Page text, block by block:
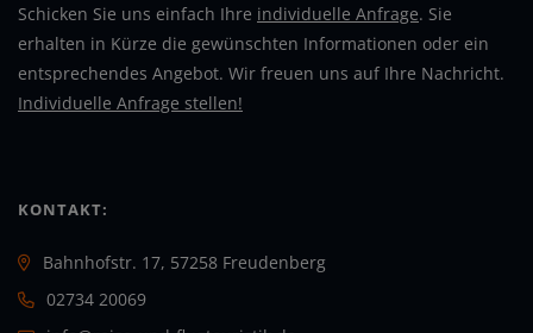
Schicken Sie uns einfach Ihre individuelle Anfrage. Sie
erhalten in Kürze die gewünschten Informationen oder ein
entsprechendes Angebot. Wir freuen uns auf Ihre Nachricht.
Individuelle Anfrage stellen!
KONTAKT:
Bahnhofstr. 17, 57258 Freudenberg
02734 20069